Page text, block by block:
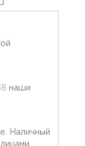
наши
Наличный